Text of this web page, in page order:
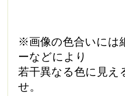
※画像の色合いには
ーなどにより
若干異なる色に見
せ。